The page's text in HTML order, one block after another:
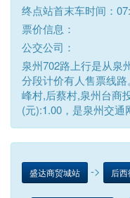
终点站首末车时间：
票价信息：
公交公司：
泉州702路上行是从泉
分段计价有人售票线
峰村,后蔡村,泉州台商
(元):1.00，是泉州交通
盛达商贸城站 -> 后西